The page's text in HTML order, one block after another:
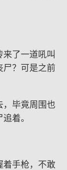
了一道吼叫
尸？可是之前
，毕竟周围也
着。
着手枪，不敢